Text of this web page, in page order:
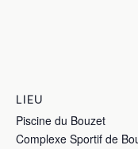
LIEU
Piscine du Bouzet
Complexe Sportif de